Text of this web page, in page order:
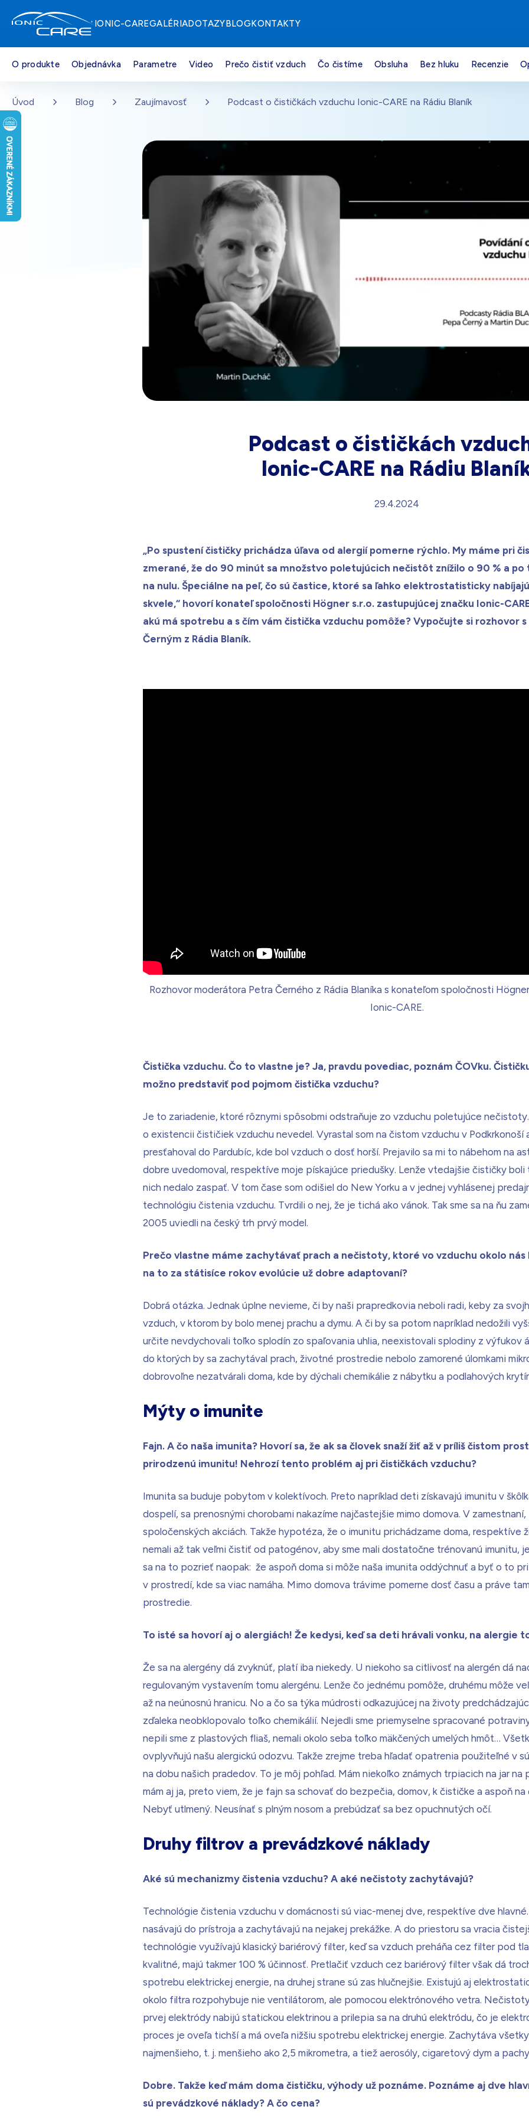
IONIC-CAREGALÉRIADOTAZYBLOGKONTAKTY
O produkte Objednávka Parametre Video Prečo čistiť vzduch Čo čistíme Obsluha Bez hluku Recenzie
Úvod Blog Zaujímavosť Podcast o čističkách vzduchu Ionic-CARE na Rádiu Blaník
Podcast o čističkách
Ionic-CARE na Rádiu
29.4.2024
„Po spustení čističky prichádza úľava od alergií pomerne rýchlo. My máme pri
zmerané, že do 90 minút sa množstvo poletujúcich nečistôt znížilo o 90 % a
na nulu. Špeciálne na peľ, čo sú častice, ktoré sa ľahko elektrostatisticky
skvele,“ hovorí konateľ spoločnosti Högner s.r.o. zastupujúcej značku Ionic-
akú má spotrebu a s čím vám čistička vzduchu pomôže? Vypočujte si rozhovor
Černým z Rádia Blaník.
Rozhovor moderátora Petra Černého z Rádia Blaníka s konateľom spoločnosti
Ionic-CARE.
Čistička vzduchu. Čo to vlastne je? Ja, pravdu povediac, poznám ČOVku.
možno predstaviť pod pojmom čistička vzduchu?
Je to zariadenie, ktoré rôznymi spôsobmi odstraňuje zo vzduchu poletujúce
o existencii čističiek vzduchu nevedel. Vyrastal som na čistom vzduchu v Podkrkonoší
presťahoval do Pardubíc, kde bol vzduch o dosť horší. Prejavilo sa mi to nábehom na
dobre uvedomoval, respektíve moje pískajúce priedušky. Lenže vtedajšie čističky boli
nich nedalo zaspať. V tom čase som odišiel do New Yorku a v jednej vyhlásenej
technológiu čistenia vzduchu. Tvrdili o nej, že je tichá ako vánok. Tak sme sa na ňu
2005 uviedli na český trh prvý model.
Prečo vlastne máme zachytávať prach a nečistoty, ktoré vo vzduchu okolo nás
na to za státisíce rokov evolúcie už dobre adaptovaní?
Dobrá otázka. Jednak úplne nevieme, či by naši prapredkovia neboli radi, keby za
vzduch, v ktorom by bolo menej prachu a dymu. A či by sa potom napríklad nedožili
určite nevdychovali toľko splodín zo spaľovania uhlia, neexistovali splodiny z výfukov
do ktorých by sa zachytával prach, životné prostredie nebolo zamorené úlomkami
dobrovoľne nezatvárali doma, kde by dýchali chemikálie z nábytku a podlahových
Mýty o imunite
Fajn. A čo naša imunita? Hovorí sa, že ak sa človek snaží žiť až v príliš čistom
prirodzenú imunitu! Nehrozí tento problém aj pri čističkách vzduchu?
Imunita sa buduje pobytom v kolektívoch. Preto napríklad deti získavajú imunitu v
dospelí, sa prenosnými chorobami nakazíme najčastejšie mimo domova. V
spoločenských akciách. Takže hypotéza, že o imunitu prichádzame doma, respektíve
nemali až tak veľmi čistiť od patogénov, aby sme mali dostatočne trénovanú imunitu,
sa na to pozrieť naopak: že aspoň doma si môže naša imunita oddýchnuť a byť o to
v prostredí, kde sa viac namáha. Mimo domova trávime pomerne dosť času a práve
prostredie.
To isté sa hovorí aj o alergiách! Že kedysi, keď sa deti hrávali vonku, na alergie
Že sa na alergény dá zvyknúť, platí iba niekedy. U niekoho sa citlivosť na alergén dá
regulovaným vystavením tomu alergénu. Lenže čo jednému pomôže, druhému môže
až na neúnosnú hranicu. No a čo sa týka múdrosti odkazujúcej na životy
zďaleka neobklopovalo toľko chemikálií. Nejedli sme priemyselne spracované
nepili sme z plastových fliaš, nemali okolo seba toľko mäkčených umelých hmôt…
ovplyvňujú našu alergickú odozvu. Takže zrejme treba hľadať opatrenia použiteľné v
na dobu našich pradedov. To je môj pohľad. Mám niekoľko známych trpiacich na jar na
mám aj ja, preto viem, že je fajn sa schovať do bezpečia, domov, k čističke a aspoň
Nebyť utlmený. Neusínať s plným nosom a prebúdzať sa bez opuchnutých očí.
Druhy filtrov a prevádzkové náklady
Aké sú mechanizmy čistenia vzduchu? A aké nečistoty zachytávajú?
Technológie čistenia vzduchu v domácnosti sú viac-menej dve, respektíve dve
nasávajú do prístroja a zachytávajú na nejakej prekážke. A do priestoru sa vracia
technológie využívajú klasický bariérový filter, keď sa vzduch preháňa cez filter pod
kvalitné, majú takmer 100 % účinnosť. Pretlačiť vzduch cez bariérový filter však dá
spotrebu elektrickej energie, na druhej strane sú zas hlučnejšie. Existujú aj
okolo filtra rozpohybuje nie ventilátorom, ale pomocou elektrónového vetra.
prvej elektródy nabijú statickou elektrinou a prilepia sa na druhú elektródu, čo je
proces je oveľa tichší a má oveľa nižšiu spotrebu elektrickej energie. Zachytáva
najmenšieho, t. j. menšieho ako 2,5 mikrometra, a tiež aerosóly, cigaretový dym a
Dobre. Takže keď mám doma čističku, výhody už poznáme. Poznáme aj dve
sú prevádzkové náklady? A čo cena?
Strieborná
Na sklade – doprava zdarma